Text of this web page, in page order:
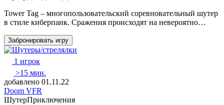
Tower Tag – многопользовательский соревновательный шутер
в стиле киберпанк. Сражения происходят на невероятно…
Забронировать игру
1 игрок
>15 мин.
добавлено 01.11.22
Doom VFR
ШутерПриключения